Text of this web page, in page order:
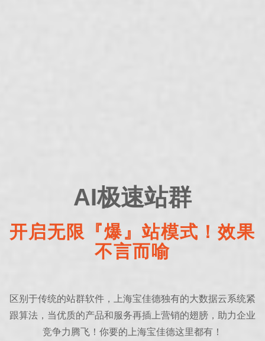
AI极速站群
开启无限『爆』站模式！效果
不言而喻
区别于传统的站群软件，上海宝佳德独有的大数据云系统紧
跟算法，当优质的产品和服务再插上营销的翅膀，助力企业
竞争力腾飞！你要的上海宝佳德这里都有！